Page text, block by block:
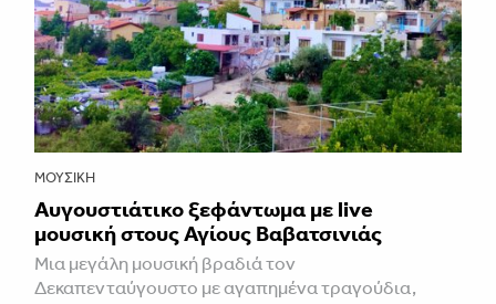
ΜΟΥΣΙΚΉ
Αυγουστιάτικο ξεφάντωμα με live
μουσική στους Αγίους Βαβατσινιάς
Μια μεγάλη μουσική βραδιά τον
Δεκαπενταύγουστο με αγαπημένα τραγούδια,